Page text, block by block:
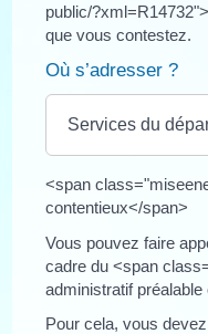
public/
que vous contestez.
Où s’adresser ?
Services du
<span
contentieux</span>
Vous pouvez faire
cadre du <span
administratif
Pour cela, vous